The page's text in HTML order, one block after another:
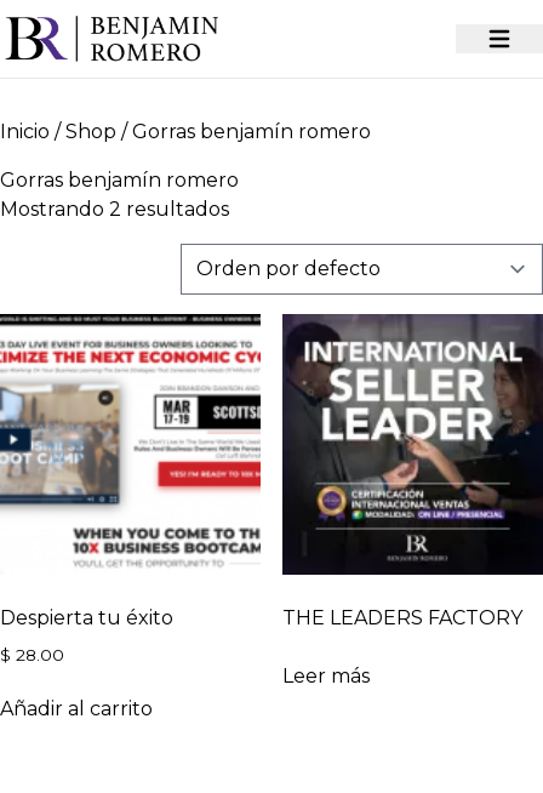
Inicio /Shop / Gorras benjamín romero
Gorras benjamín romero
Mostrando 2 resultados
Despierta tu éxito
$ 28.00
Añadir al carrito
THE LEADERS FACTORY
Leer más